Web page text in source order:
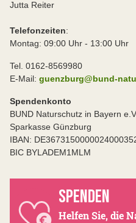
Jutta Reiter
Telefonzeiten:
Montag: 09:00 Uhr - 13:00 Uhr
Tel. 0162-8569980
E-Mail: guenzburg@bund-
Spendenkonto
BUND Naturschutz in Bayern
Sparkasse Günzburg
IBAN:
BIC BYLADEM1MLM
SPENDEN
Helfen Sie, die